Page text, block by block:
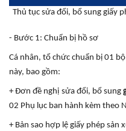
Thủ tục sửa đổi, bổ sung giấy
- Bước 1: Chuẩn bị hồ sơ
Cá nhân, tổ chức chuẩn bị 01
này, bao gồm:
+ Đơn đề nghị sửa đổi, bổ sung
02 Phụ lục ban hành kèm theo
+ Bản sao hợp lệ giấy phép sản